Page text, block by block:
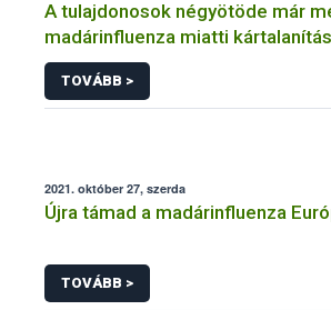
A tulajdonosok négyötöde már
madárinfluenza miatti
TOVÁBB >
2021. október 27, szerda
Újra támad a madárinfluenza
TOVÁBB >